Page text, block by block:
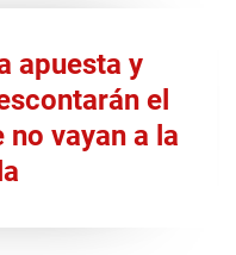
apuesta y
el
vayan a la